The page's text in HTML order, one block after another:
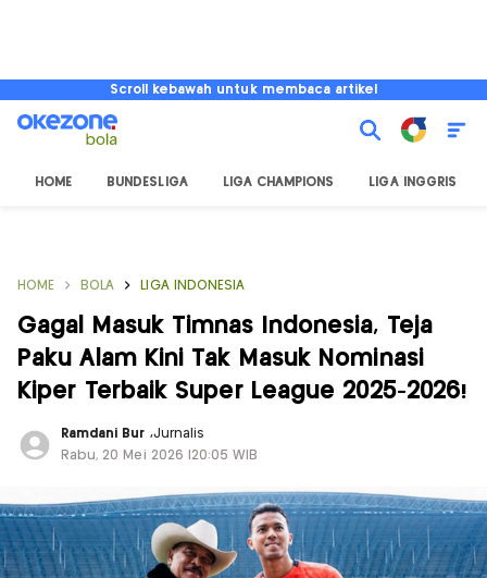
Scroll kebawah untuk membaca artikel
HOME BUNDESLIGA LIGA CHAMPIONS LIGA INGGRIS
HOME BOLA LIGA INDONESIA
Gagal Masuk Timnas Indonesia, Teja
Paku Alam Kini Tak Masuk Nominasi
Kiper Terbaik Super League 2025-2026!
Ramdani Bur ,Jurnalis
Rabu, 20 Mei 2026 |20:05 WIB